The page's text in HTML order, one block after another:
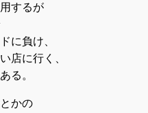
するが
に負け、
店に行く、
る。
かの